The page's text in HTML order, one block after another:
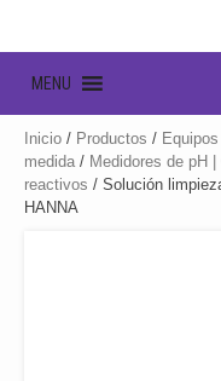
MENU
Inicio / Productos /
medida / Medidores de pH
reactivos / Solución
HANNA